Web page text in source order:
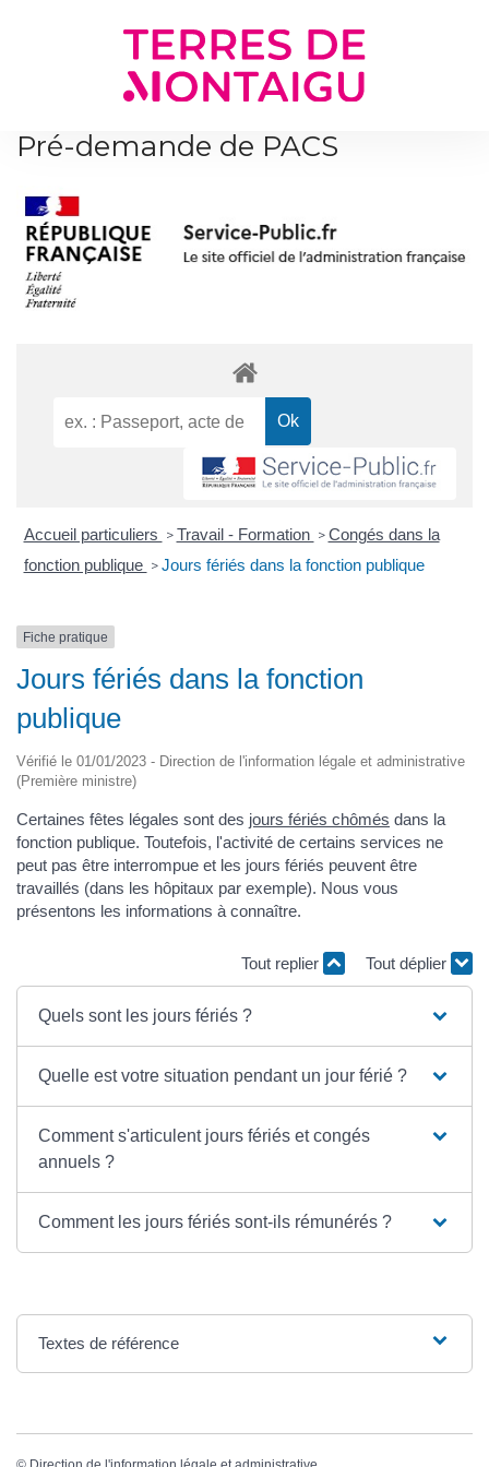
Pré-demande de PACS
Accueil particuliers > Travail - Formation > Congés dans la
fonction publique > Jours fériés dans la fonction publique
Fiche pratique
Jours fériés dans la fonction
publique
Vérifié le 01/01/2023 - Direction de l'information légale et administrative
(Première ministre)
Certaines fêtes légales sont des jours fériés chômés dans la
fonction publique. Toutefois, l'activité de certains services ne
peut pas être interrompue et les jours fériés peuvent être
travaillés (dans les hôpitaux par exemple). Nous vous
présentons les informations à connaître.
Tout replier Tout déplier
Quels sont les jours fériés ?
Quelle est votre situation pendant un jour férié ?
Comment s'articulent jours fériés et congés
annuels ?
Comment les jours fériés sont-ils rémunérés ?
Textes de référence